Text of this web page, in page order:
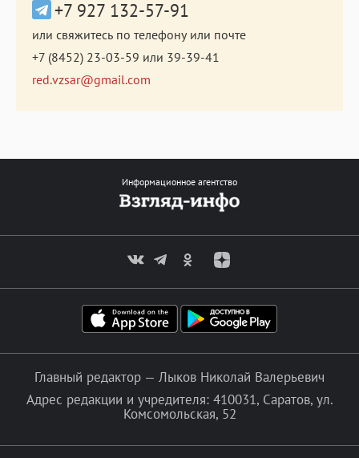
+7 927 132-57-91
или свяжитесь по телефону или почте
+7 (8452) 23-03-59 или 39-39-41
red.vzsar@gmail.com
Информационное агентство
Главный редактор — Лыков Николай Валерьевич
Адрес редакции и учредителя: 410031, Саратов, ул.
Комсомольская, 52